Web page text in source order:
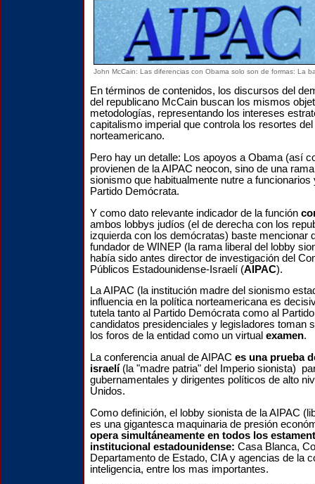
John McCain: Las diferencias con Obama solo son de formas: La
En términos de contenidos, los discursos del
del republicano McCain buscan los mismos
metodologías, representando los intereses
capitalismo imperial que controla los resortes
norteamericano.
Pero hay un detalle: Los apoyos a Obama (así
provienen de la AIPAC neocon, sino de una
sionismo que habitualmente nutre a funcionarios
Partido Demócrata.
Y como dato relevante indicador de la función
ambos lobbys judíos (el de derecha con los
izquierda con los demócratas) baste mencionar
fundador de WINEP (la rama liberal del lobby
había sido antes director de investigación del
Públicos Estadounidense-Israelí (AIPAC).
La AIPAC (la institución madre del sionismo
influencia en la política norteamericana es
tutela tanto al Partido Demócrata como al
candidatos presidenciales y legisladores toman
los foros de la entidad como un virtual examen.
La conferencia anual de AIPAC es una prueba
israelí (la "madre patria" del Imperio sionista)
gubernamentales y dirigentes políticos de alto
Unidos.
Como definición, el lobby sionista de la AIPAC
es una gigantesca maquinaria de presión
opera simultáneamente en todos los
institucional estadounidense: Casa Blanca,
Departamento de Estado, CIA y agencias de la
inteligencia, entre los mas importantes.